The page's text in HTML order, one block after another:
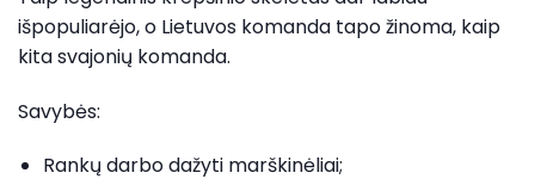
išpopuliarėjo, o Lietuvos komanda tapo žinoma, kaip
kita svajonių komanda.
Savybės:
Rankų darbo dažyti marškinėliai;